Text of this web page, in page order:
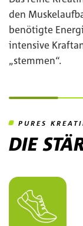
den
benötigte
intensive
„stemmen“.
PURES
DIE